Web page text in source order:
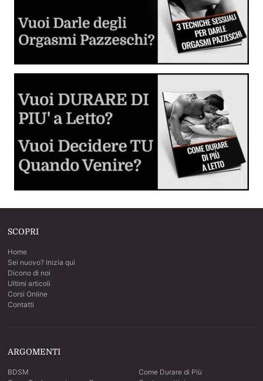
Come Fare Sesso Anale: la Guida Completa
Tutto quello che devi sapere sulla penetrazione anale in
Giochi Erotici e Fantasie Sessuali
Inizia a sperimentare e divertirti
Dilatatore Anale (Butt Plug o Anal Plug)
La guida step by step per sverginarla dal culo
SCOPRI
Home
Sei nuovo? Inizia qui
Dicono di noi
Ultimi articoli
Corsi Online
Contatti
ARGOMENTI
BDSM
Come Durare di Più